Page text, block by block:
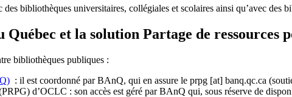
bibliothèques universitaires, collégiales et scolaires ainsi qu’avec des
et la solution Partage de ressources
bibliothèques publiques :
: il est coordonné par BAnQ, qui en assure le prpg [at] banq.qc.ca
d’OCLC : son accès est géré par BAnQ qui, sous réserve de